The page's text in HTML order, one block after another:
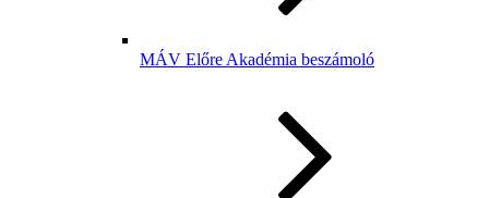
MÁV Előre Akadémia beszámoló